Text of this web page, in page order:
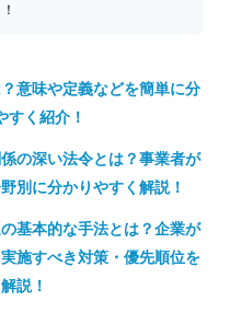
意味や定義などを簡単に分
すく紹介！
の深い法令とは？事業者が
別に分かりやすく解説！
基本的な手法とは？企業が
施すべき対策・優先順位を
解説！